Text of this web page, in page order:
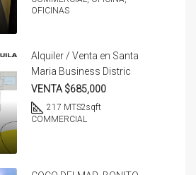
OFICINAS
Alquiler / Venta en Santa
Maria Business Distric
VENTA $685,000
217 MTS2sqft
COMMERCIAL